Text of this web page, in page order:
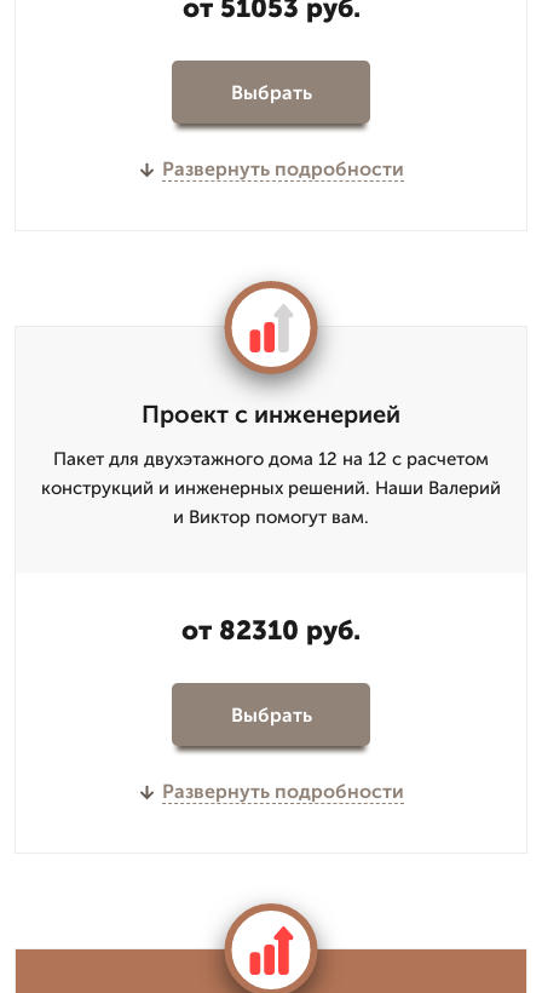
от 51053 руб.
Выбрать
Развернуть подробности
Проект с инженерией
Пакет для двухэтажного дома 12 на 12 с расчетом
конструкций и инженерных решений. Наши Валерий
и Виктор помогут вам.
от 82310 руб.
Выбрать
Развернуть подробности